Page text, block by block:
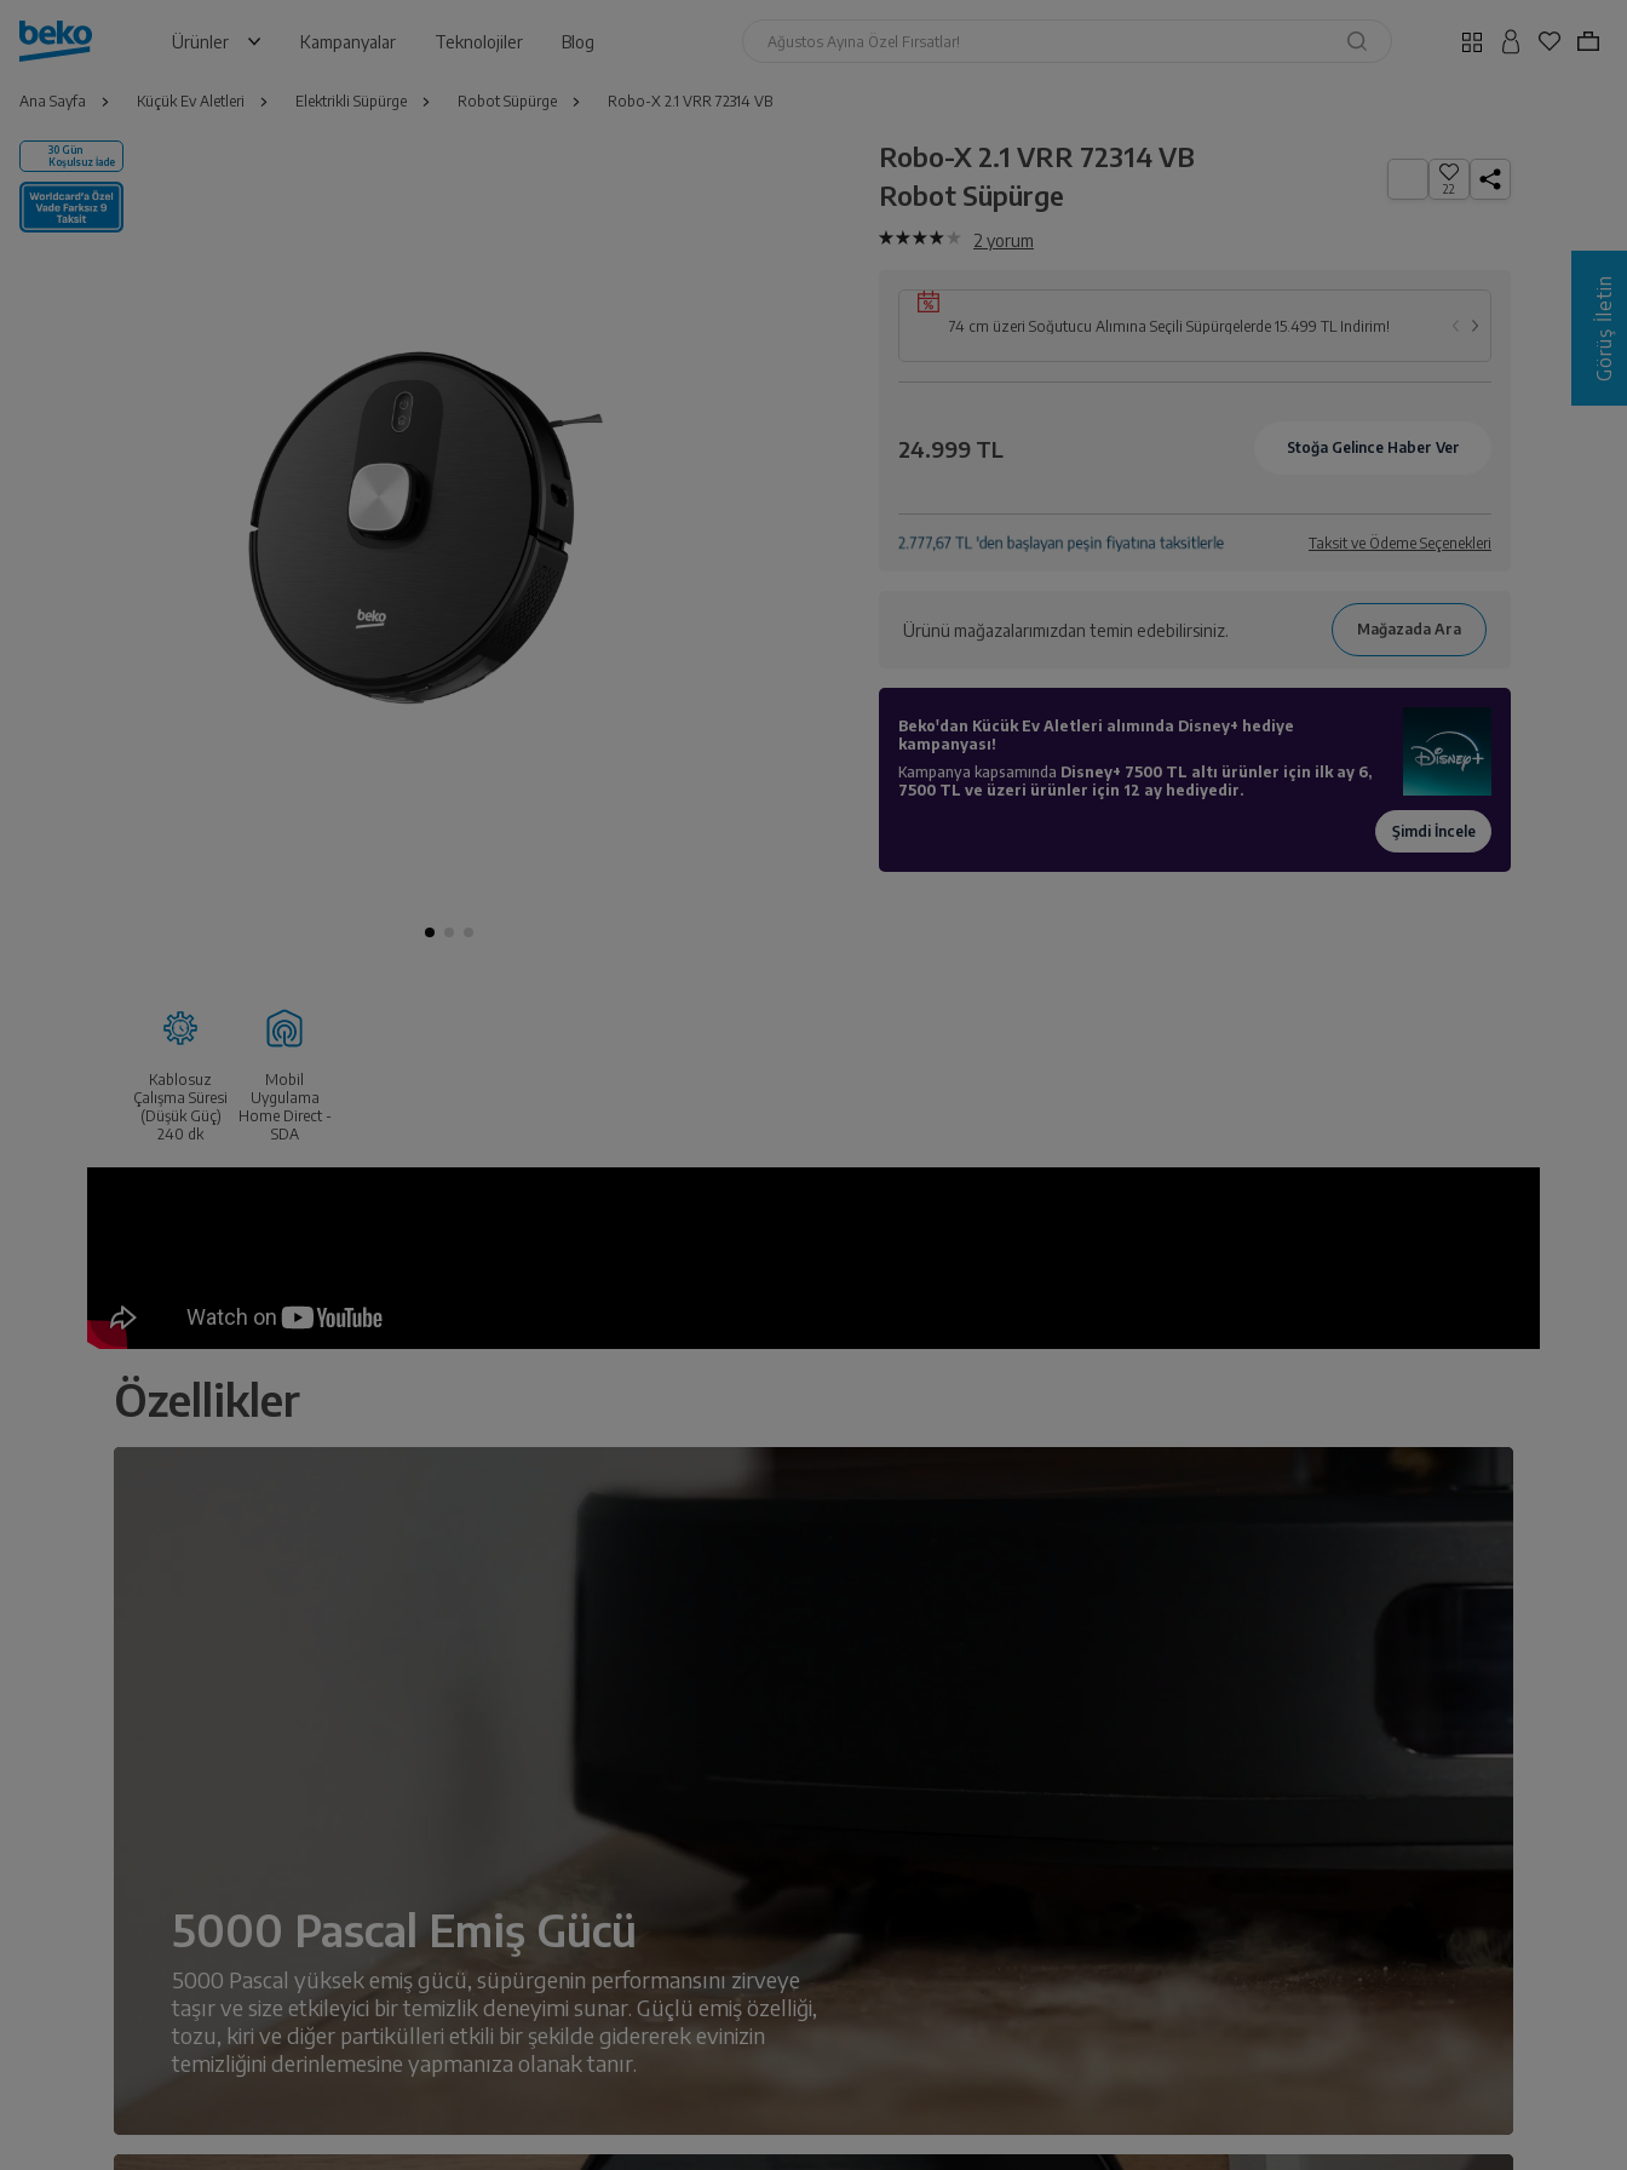
Ürünler Kampanyalar Teknolojiler Blog Ağustos Ayına Özel Fırsatlar!
Ana Sayfa Küçük Ev Aletleri Elektrikli Süpürge Robot Süpürge Robo-X 2.1 VRR 72314 VB
30 Gün
Koşulsuz İade
Kablosuz
Çalışma Süresi
(Düşük Güç)
240 dk
Mobil
Uygulama
Home Direct -
SDA
Robo-X 2.1 VRR 72314 VB
Robot Süpürge
22
2 yorum
74 cm üzeri Soğutucu Alımına Seçili Süpürgelerde 15.499 TL İndirim!
Seçili
24.999 TL
Taksit ve Ödeme Seçenekleri
Ürünü mağazalarımızdan temin edebilirsiniz.
Beko'dan Kücük Ev Aletleri alımında Disney+ hediye
kampanyası!
Kampanya kapsamında Disney+ 7500 TL altı ürünler için ilk ay 6,
7500 TL ve üzeri ürünler için 12 ay hediyedir.
Özellikler
5000 Pascal Emiş Gücü
5000 Pascal yüksek emiş gücü, süpürgenin performansını zirveye
taşır ve size etkileyici bir temizlik deneyimi sunar. Güçlü emiş özelliği,
tozu, kiri ve diğer partikülleri etkili bir şekilde gidererek evinizin
temizliğini derinlemesine yapmanıza olanak tanır.
Görüş İletin